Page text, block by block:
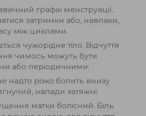
графік менструації.
затримки або, навпаки,
між циклами.
чужорідне тіло. Відчуття
чимось можуть бути
або періодичними.
надто різко болить внизу
напади затяжні.
матки болісний. Біль